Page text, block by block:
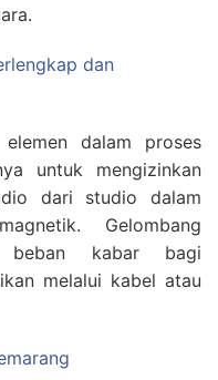
dan
dalam proses
untuk mengizinkan
dari studio dalam
Gelombang
beban kabar bagi
melalui kabel atau